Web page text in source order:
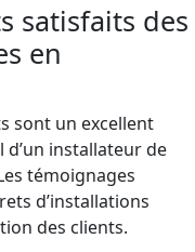
satisfaits des
en
sont un excellent
d’un installateur de
témoignages
d’installations
des clients.